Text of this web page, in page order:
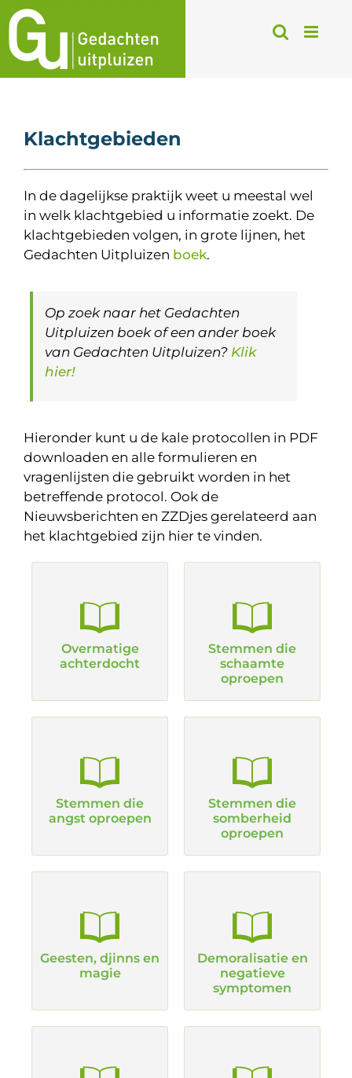
Ga
naar
inhoud
Klachtgebieden
In de dagelijkse praktijk weet u meestal wel
in welk klachtgebied u informatie zoekt. De
klachtgebieden volgen, in grote lijnen, het
Gedachten Uitpluizen boek.
Op zoek naar het Gedachten
Uitpluizen boek of een ander boek
van Gedachten Uitpluizen? Klik
hier!
Hieronder kunt u de kale protocollen in PDF
downloaden en alle formulieren en
vragenlijsten die gebruikt worden in het
betreffende protocol. Ook de
Nieuwsberichten en ZZDjes gerelateerd aan
het klachtgebied zijn hier te vinden.
Overmatige
achterdocht
Stemmen die
schaamte
oproepen
Stemmen die
angst oproepen
Stemmen die
somberheid
oproepen
Geesten, djinns en
magie
Demoralisatie en
negatieve
symptomen